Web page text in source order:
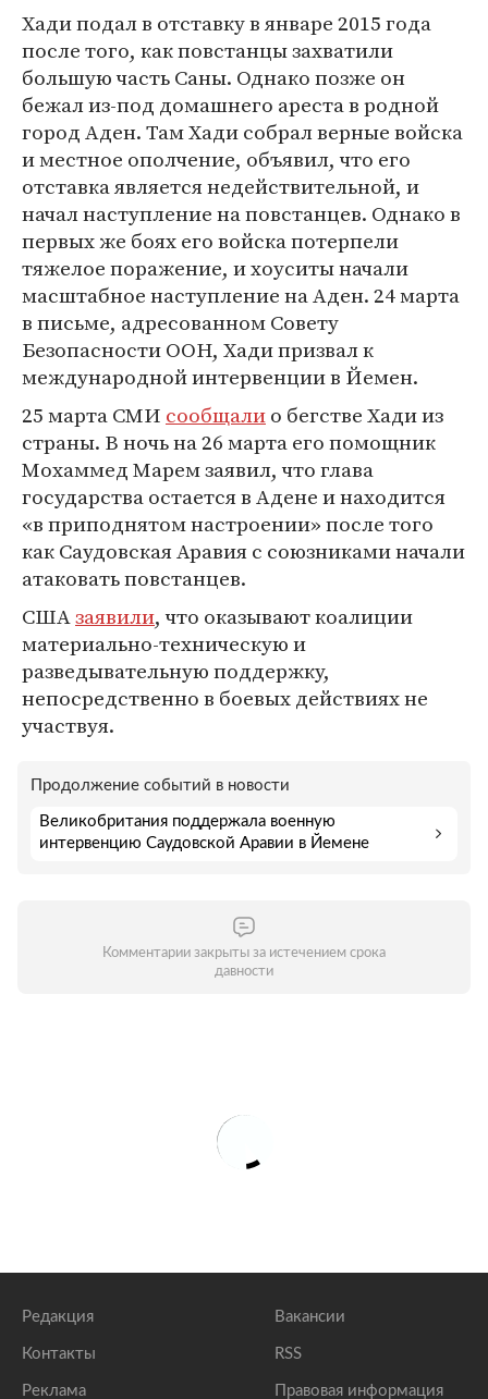
Хади подал в отставку в январе 2015 года
после того, как повстанцы захватили
большую часть Саны. Однако позже он
бежал из-под домашнего ареста в родной
город Аден. Там Хади собрал верные войска
и местное ополчение, объявил, что его
отставка является недействительной, и
начал наступление на повстанцев. Однако в
первых же боях его войска потерпели
тяжелое поражение, и хоуситы начали
масштабное наступление на Аден. 24 марта
в письме, адресованном Совету
Безопасности ООН, Хади призвал к
международной интервенции в Йемен.
25 марта СМИ сообщалио бегстве Хади из
страны. В ночь на 26 марта его помощник
Мохаммед Марем заявил, что глава
государства остается в Адене и находится
«в приподнятом настроении» после того
как Саудовская Аравия с союзниками начали
атаковать повстанцев.
СШАзаявили, что оказывают коалиции
материально-техническую и
разведывательную поддержку,
непосредственно в боевых действиях не
участвуя.
Продолжение событий в новости
Великобритания поддержала военную
интервенцию Саудовской Аравии в Йемене
Комментарии закрыты за истечением срока
давности
Редакция
Контакты
Реклама
Вакансии
RSS
Правовая информация